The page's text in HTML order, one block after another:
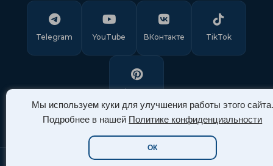
Мы используем куки для улучшения работы этого сайта.
Подробнее в нашей Политике конфиденциальности
ОК
Telegram YouTube ВКонтакте TikTok
Pinterest